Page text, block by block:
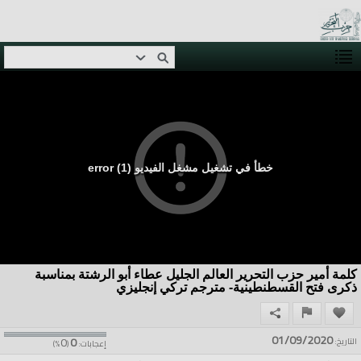
خطأ في تشغيل مشغل الفيديو (1) error
كلمة أمير حزب التحرير العالم الجليل عطاء أبو الرشتة بمناسبة
ذكرى فتح القسطنطينية- مترجم تركي إنجليزي
إعجابات:0
(
0
%) التاريخ:01/09/2020